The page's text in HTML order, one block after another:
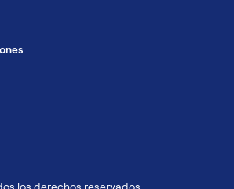
los derechos reservados.